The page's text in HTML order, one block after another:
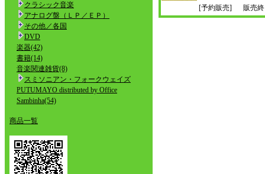
クラシック音楽
アナログ盤（ＬＰ／ＥＰ）
その他／各国
DVD
楽器(42)
書籍(14)
音楽関連雑貨(8)
スミソニアン・フォークウェイズ
PUTUMAYO distributed by Office
Sambinha(54)
商品一覧
[予約販売]
販売